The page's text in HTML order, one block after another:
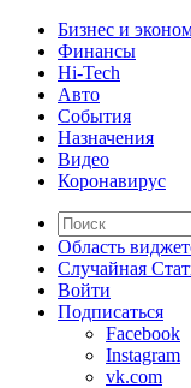
Бизнес и
Финансы
Hi-Tech
Авто
События
Назначения
Видео
Коронавирус
Область
Случайная
Войти
Подписаться
Facebook
Instagram
vk.com